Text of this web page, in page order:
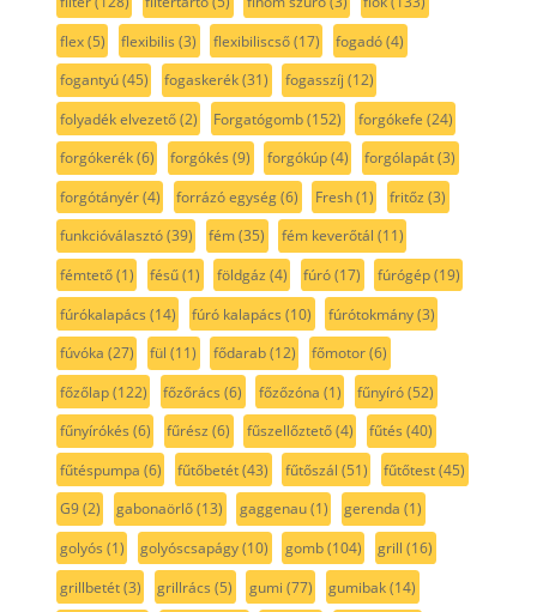
flex(5) flexibilis (3) flexibiliscső(17) fogadó(4)
fogantyú(45) fogaskerék(31) fogasszíj (12)
folyadék elvezető(2) Forgatógomb(152) forgókefe (24)
forgókerék(6) forgókés (9) forgókúp(4) forgólapát(3)
forgótányér(4) forrázó egység(6) Fresh(1) fritőz (3)
funkcióválasztó(39) fém(35) fém keverőtál (11)
fémtető(1) fésű(1) földgáz (4) fúró(17) fúrógép(19)
fúrókalapács (14) fúró kalapács (10) fúrótokmány(3)
fúvóka (27) fül (11) fődarab(12) főmotor(6)
főzőlap(122) főzőrács (6) főzőzóna (1) fűnyíró(52)
fűnyírókés (6) fűrész (6) fűszellőztető(4) fűtés (40)
fűtéspumpa (6) fűtőbetét(43) fűtőszál (51) fűtőtest(45)
G9(2) gabonaörlő(13) gaggenau(1) gerenda (1)
golyós (1) golyóscsapágy(10) gomb(104) grill (16)
grillbetét(3) grillrács (5) gumi (77) gumibak(14)